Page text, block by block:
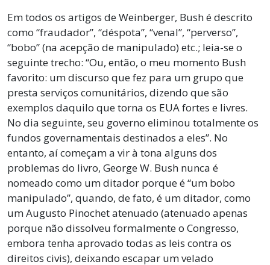
Em todos os artigos de Weinberger, Bush é descrito
como “fraudador”, “déspota”, “venal”, “perverso”,
“bobo” (na acepção de manipulado) etc.; leia-se o
seguinte trecho: “Ou, então, o meu momento Bush
favorito: um discurso que fez para um grupo que
presta serviços comunitários, dizendo que são
exemplos daquilo que torna os EUA fortes e livres.
No dia seguinte, seu governo eliminou totalmente os
fundos governamentais destinados a eles”. No
entanto, aí começam a vir à tona alguns dos
problemas do livro, George W. Bush nunca é
nomeado como um ditador porque é “um bobo
manipulado”, quando, de fato, é um ditador, como
um Augusto Pinochet atenuado (atenuado apenas
porque não dissolveu formalmente o Congresso,
embora tenha aprovado todas as leis contra os
direitos civis), deixando escapar um velado